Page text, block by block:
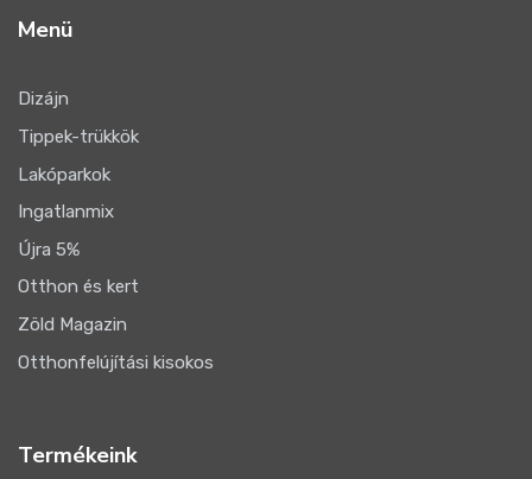
Menü
Dizájn
Tippek-trükkök
Lakóparkok
Ingatlanmix
Újra 5%
Otthon és kert
Zöld Magazin
Otthonfelújítási kisokos
Termékeink